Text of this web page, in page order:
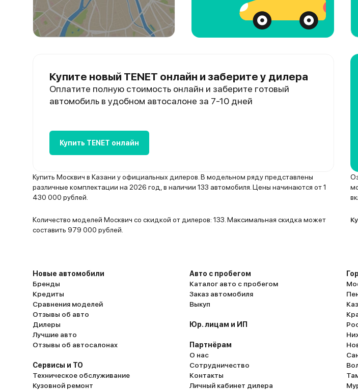
Купите новый TENET онлайн и заберите у дилера
Оплатите полную стоимость онлайн и заберите готовый
автомобиль в удобном автосалоне за 7-10 дней
Купить TENET онлайн
Купить Москвич в Казани у официальных дилеров. В модельном ряду представлены
различные комплектации на 2026 год, в наличии 133 автомобиля. Цены начинаются от 1
430 000 рублей.
Количество моделей Москвич со скидкой от дилеров: 133. Максимальная скидка может
составить 979 000 рублей.
Новые автомобили
Бренды
Кредиты
Сравнения моделей
Отзывы об авто
Дилеры
Лучшие авто
Отзывы об автосалонах
Сервисы и ТО
Техническое обслуживание
Кузовной ремонт
Авто с пробегом
Каталог авто с пробегом
Заказ автомобиля
Выкуп
Юр. лицам и ИП
Партнёрам
О нас
Сотрудничество
Контакты
Личный кабинет дилера